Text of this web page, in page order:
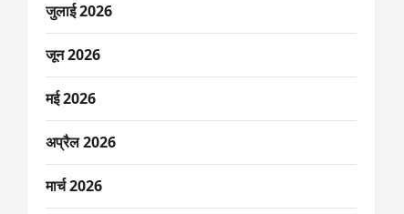
जुलाई 2026
जून 2026
मई 2026
अप्रैल 2026
मार्च 2026